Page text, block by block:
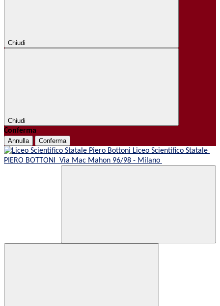
Chiudi
Chiudi
Conferma
Annulla Conferma
Liceo Scientifico Statale
PIERO BOTTONI Via Mac Mahon 96/98 - Milano